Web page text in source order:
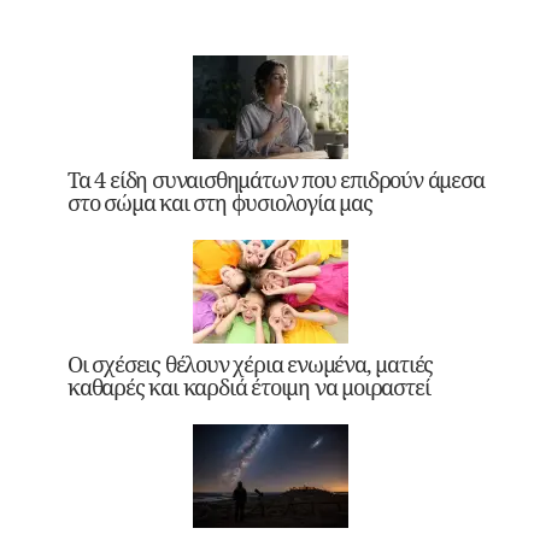
Τα 4 είδη συναισθημάτων που επιδρούν άμεσα
στο σώμα και στη φυσιολογία μας
Οι σχέσεις θέλουν χέρια ενωμένα, ματιές
καθαρές και καρδιά έτοιμη να μοιραστεί